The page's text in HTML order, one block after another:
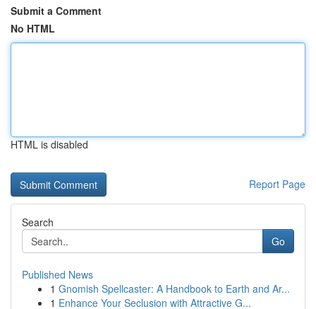
Submit a Comment
No HTML
HTML is disabled
Report Page
Search
Go
Published News
1 Gnomish Spellcaster: A Handbook to Earth and Ar...
1 Enhance Your Seclusion with Attractive G...